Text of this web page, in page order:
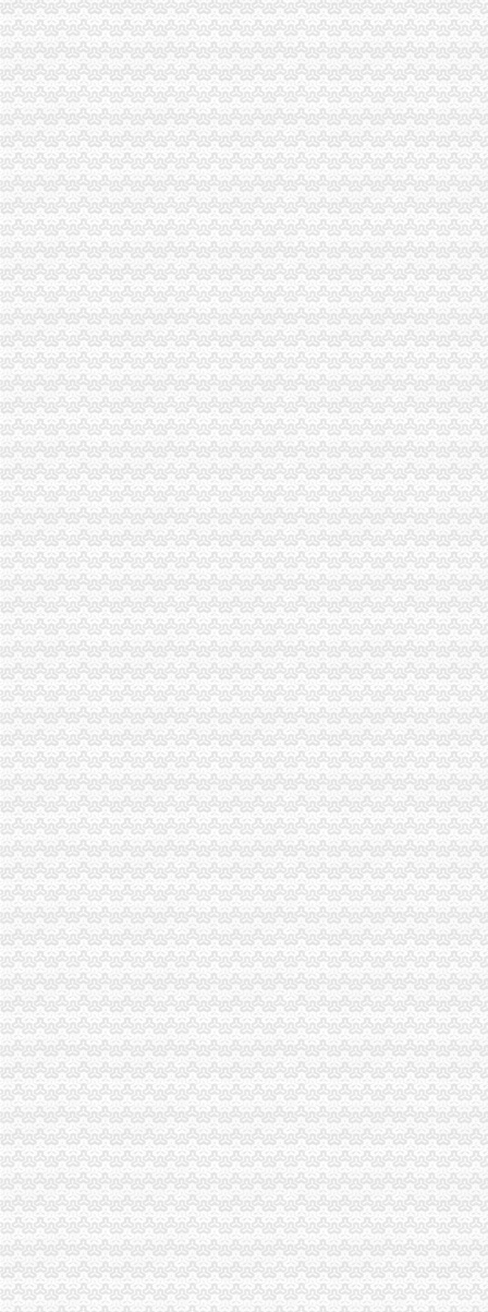
龙溪怡景轩行李物流_物流运输_云商网产品信息
水上漂流_龙溪漂流_磐安龙溪漂流诚信经营-爱喇叭网
重庆工商年检：代办全重庆市各区县营业执照,增资、验资、方便,省
重庆营业执照代办公司,一站式重庆工商注册代办公司费用多少钱服
在重庆创业要办营业执照找我们**吧价格很优惠哦重庆工商年检今题网
【58同城】广州荔湾龙溪验资开户服务_验资开户公司_验资开户办理
广丰县龙溪飞移动代办站
【58同城】惠州博罗园洲工商注册_公司注册代理_代办注册公司价格
东莞代办营业执照公司大朗代办|变更股权|注册有限公司|变更地图片_
【58同城】广州荔湾龙溪外资公司注册_外资企业注册_代理外资公司注
执照转让,工商注册,代办营业执照,工商年检王经理_志趣网
营业执照个体、公司注册,公司注销,专业代账
一站式的重庆工商注册代办公司选出工商注册,赢得消费者的信任-久
重庆工商年检：工商注册、营业执照、代理记账、财务会计、代办保险
重庆资质代办-重庆资质代办公司-互动百科
台州内资公司注册：社保、公积金代理,人力资源服务-台州爱问分类
【58同城】龙溪工作签证_龙溪劳务签证_龙溪工作签证代办
靠得住的重庆工商注册代办公司-互动百科
余庆县龙溪镇联通公司金鑫指定营业厅_【电话地址_招聘信息_注册信
重庆浪宇代办工商营业执照注册公司公司代帐记账-重庆58同城
代办东莞江、东坑、桥头、樟木头镇营业执照,公司注册,变更、图
重庆长信企业策划有限公司龙溪分公司
【58同城】专业代办专业代办
重庆长信企业策划有限公司龙溪分公司_【信用信息_诉讼信息_财务信
番禺代办注册公司注册个体户办理营业执照-广东广州会计审计信息
【财务代帐和代办工商执照】-代理记帐-重庆赶集网
龙溪办营业执照在哪里办_百度知道
企业工坊专注于重庆工商代办定制,中国重庆香港公司注册的专家_重
【重庆工商注册|重庆工商注册代理】-今题重庆工商注册网
渝北区龙溪街道凯亿票务代理服务部_【电话地址_招聘信息_注册信息_
重庆工商注册一般纳税人认定代理记账一站式服务重庆工商年检今题网
渝北区龙溪街道承志票务代理服务部_【电话地址_招聘信息_注册信息_
干部作风转变
石家庄信和工程项目管理有限公司-搜百科
本期关注干部作风转变
龙溪亿佰家连超市有没有营业执照_搜问问
重庆中港税务师事务所有限公司联系方式_信用报告_工商信息-启信宝
【重庆鹏鑫财务咨询有限公司】-代理记帐-重庆赶集网
评价高的重庆工商注册代办口碑怎么样商业服务-久久信息网
工商年检-注册公司-企业服务
办理贵州都匀房开公司资质及工商营业执照注册登记企业工程增资亮资
重庆工商代办花多少钱就选企业工坊—深圳罗湖区国贸海外公司注册
郫县友爱镇（龙溪村、达通村）、安德镇（安龙村、云丰村）一级土地
企业登记代理国际贸易水城路龙溪路财务会计公司申报税-上海58同城
拍卖公告_新浪新闻
万事通_新浪新闻
湖州金业建设工程招标代理有限公司关于湖州市湖州月河小学湖州市
湖州金业建设工程招标代理有限公司关于湖州市湖州月河小学湖州市
湖州金业建设工程招标代理有限公司关于湖州职业技术学院湖州职业
湖州金业建设工程招标代理有限公司关于湖州市测绘院湖州市测绘院全
雅丽中学食堂、龙溪小学食堂建设工程代理机构招标公告-中
开公司找商裕(组图)_网易新闻